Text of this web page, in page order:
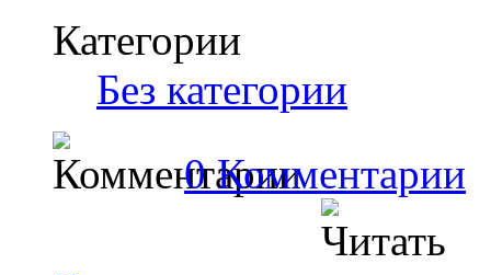
Категории
Без категории
0 Комментарии